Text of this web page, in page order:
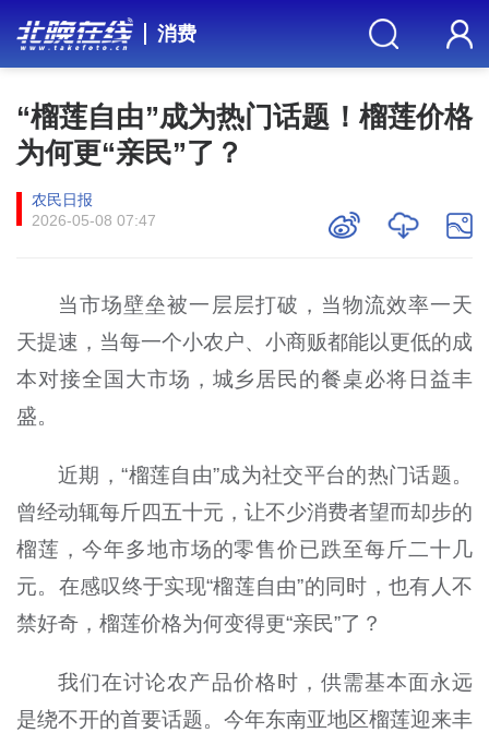
消费
“榴莲自由”成为热门话题！榴莲价格
为何更“亲民”了？
农民日报
2026-05-08 07:47
当市场壁垒被一层层打破，当物流效率一天
天提速，当每一个小农户、小商贩都能以更低的成
本对接全国大市场，城乡居民的餐桌必将日益丰
盛。
近期，“榴莲自由”成为社交平台的热门话题。
曾经动辄每斤四五十元，让不少消费者望而却步的
榴莲，今年多地市场的零售价已跌至每斤二十几
元。在感叹终于实现“榴莲自由”的同时，也有人不
禁好奇，榴莲价格为何变得更“亲民”了？
我们在讨论农产品价格时，供需基本面永远
是绕不开的首要话题。今年东南亚地区榴莲迎来丰